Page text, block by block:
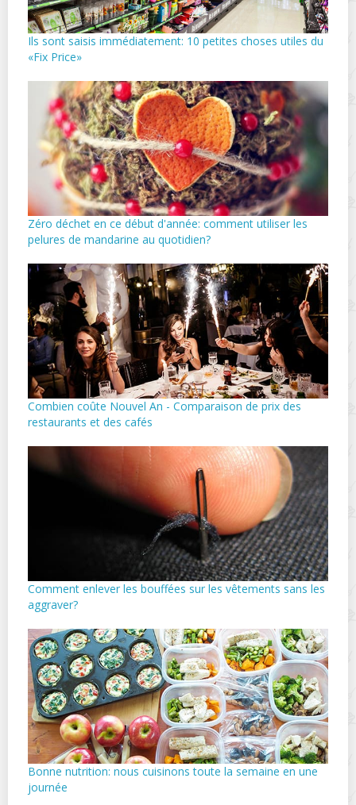
Ils sont saisis immédiatement: 10 petites choses utiles du
«Fix Price»
Zéro déchet en ce début d'année: comment utiliser les
pelures de mandarine au quotidien?
Combien coûte Nouvel An - Comparaison de prix des
restaurants et des cafés
Comment enlever les bouffées sur les vêtements sans les
aggraver?
Bonne nutrition: nous cuisinons toute la semaine en une
journée